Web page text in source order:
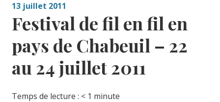
13 juillet 2011
Festival de fil en fil en
pays de Chabeuil – 22
au 24 juillet 2011
Temps de lecture : < 1 minute